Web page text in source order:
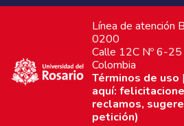
Línea de atención
0200
Calle 12C Nº 6-
Colombia
Términos de uso |
aquí:
reclamos,
petición)